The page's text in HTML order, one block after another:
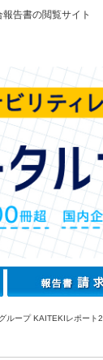
告書の閲覧サイト
ループ KAITEKIレポート